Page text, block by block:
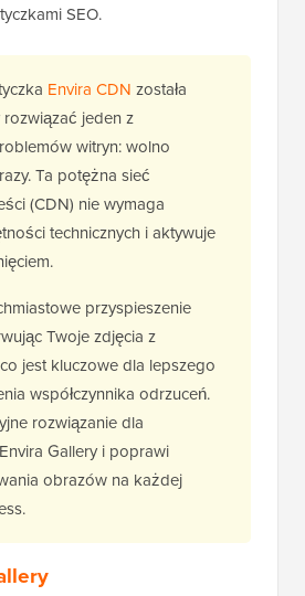
SEO.
Envira CDN została
jeden z
witryn: wolno
Ta potężna sieć
(CDN) nie wymaga
technicznych i aktywuje
przyspieszenie
Twoje zdjęcia z
jest kluczowe dla lepszego
współczynnika odrzuceń.
rozwiązanie dla
Gallery i poprawi
obrazów na każdej